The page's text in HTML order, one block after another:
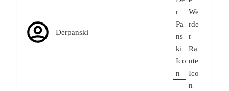
Derpanski